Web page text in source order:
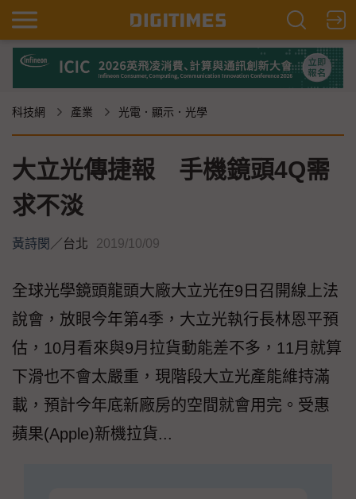
科技網 產業 光電．顯示．光學
大立光傳捷報 手機鏡頭4Q需
求不淡
黃詩閔 ／台北 2019/10/09
全球光學鏡頭龍頭大廠大立光在9日召開線上法
說會，放眼今年第4季，大立光執行長林恩平預
估，10月看來與9月拉貨動能差不多，11月就算
下滑也不會太嚴重，現階段大立光產能維持滿
載，預計今年底新廠房的空間就會用完。受惠
蘋果(Apple)新機拉貨...